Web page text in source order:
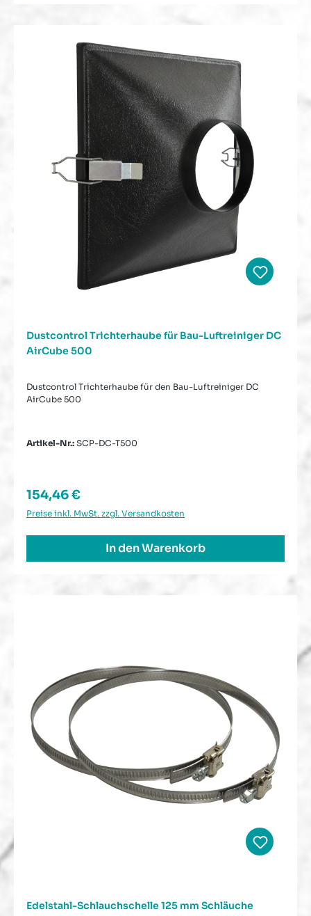
Dustcontrol Trichterhaube für Bau-Luftreiniger DC
AirCube 500
Dustcontrol Trichterhaube für den Bau-Luftreiniger DC
AirCube 500
Artikel-Nr.: SCP-DC-T500
Regulärer Preis:
154,46 €
Preise inkl. MwSt. zzgl. Versandkosten
In den Warenkorb
Edelstahl-Schlauchschelle 125 mm Schläuche